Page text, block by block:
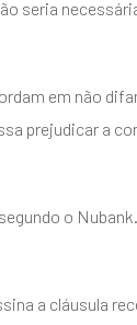
seria
em não
prejudicar a
o
a cláusula